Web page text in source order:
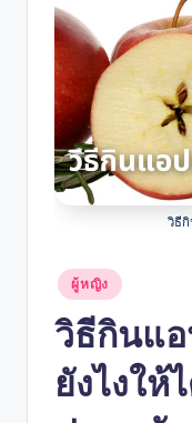
วิธีกิ
Posted
in
ผู้หญิง
วิธีกินแอ
ยังไงให้